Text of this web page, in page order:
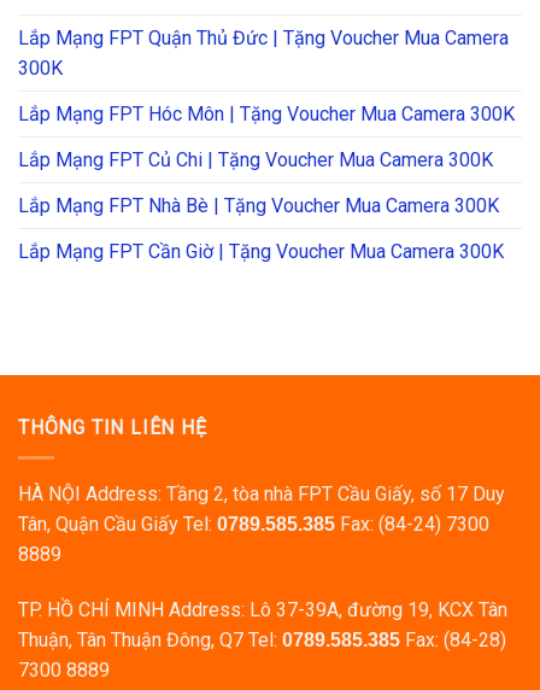
Lắp Mạng FPT Quận Thủ Đức | Tặng Voucher Mua Camera
300K
Lắp Mạng FPT Hóc Môn | Tặng Voucher Mua Camera 300K
Lắp Mạng FPT Củ Chi | Tặng Voucher Mua Camera 300K
Lắp Mạng FPT Nhà Bè | Tặng Voucher Mua Camera 300K
Lắp Mạng FPT Cần Giờ | Tặng Voucher Mua Camera 300K
THÔNG TIN LIÊN HỆ
HÀ NỘI Address: Tầng 2, tòa nhà FPT Cầu Giấy, số 17 Duy
Tân, Quận Cầu Giấy Tel: 0789.585.385 Fax: (84-24) 7300
8889
TP. HỒ CHÍ MINH Address: Lô 37-39A, đường 19, KCX Tân
Thuận, Tân Thuận Đông, Q7 Tel: 0789.585.385 Fax: (84-28)
7300 8889